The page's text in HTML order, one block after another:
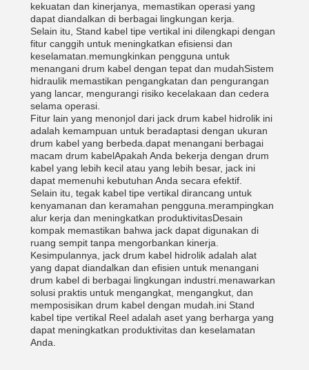
kekuatan dan kinerjanya, memastikan operasi yang
dapat diandalkan di berbagai lingkungan kerja.
Selain itu, Stand kabel tipe vertikal ini dilengkapi dengan
fitur canggih untuk meningkatkan efisiensi dan
keselamatan.memungkinkan pengguna untuk
menangani drum kabel dengan tepat dan mudahSistem
hidraulik memastikan pengangkatan dan pengurangan
yang lancar, mengurangi risiko kecelakaan dan cedera
selama operasi.
Fitur lain yang menonjol dari jack drum kabel hidrolik ini
adalah kemampuan untuk beradaptasi dengan ukuran
drum kabel yang berbeda.dapat menangani berbagai
macam drum kabelApakah Anda bekerja dengan drum
kabel yang lebih kecil atau yang lebih besar, jack ini
dapat memenuhi kebutuhan Anda secara efektif.
Selain itu, tegak kabel tipe vertikal dirancang untuk
kenyamanan dan keramahan pengguna.merampingkan
alur kerja dan meningkatkan produktivitasDesain
kompak memastikan bahwa jack dapat digunakan di
ruang sempit tanpa mengorbankan kinerja.
Kesimpulannya, jack drum kabel hidrolik adalah alat
yang dapat diandalkan dan efisien untuk menangani
drum kabel di berbagai lingkungan industri.menawarkan
solusi praktis untuk mengangkat, mengangkut, dan
memposisikan drum kabel dengan mudah.ini Stand
kabel tipe vertikal Reel adalah aset yang berharga yang
dapat meningkatkan produktivitas dan keselamatan
Anda.